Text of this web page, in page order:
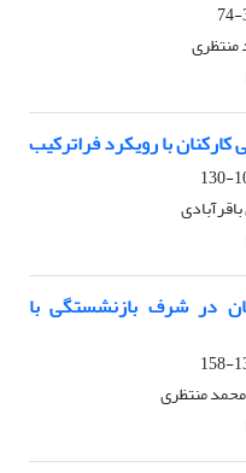
با رویکرد فراترکیب
در شرف بازنشستگی با
منتظری